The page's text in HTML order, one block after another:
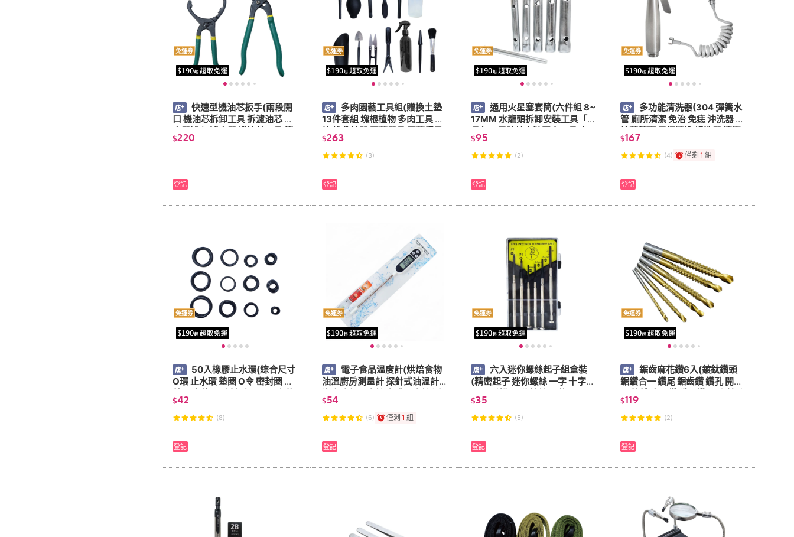
免運券
快速型機油芯扳手(兩段開
口 機油芯拆卸工具 拆濾油芯 淨
水器濾心 濾水器 機油芯工具 管
夾 管鉗 機油鉗)
$220
登記
免運券
多肉園藝工具組(贈換土墊
13件套組 塊根植物 多肉工具 種
植 換盆神器 園藝器具 園藝鑷子
土鏟 剪刀 挖苗)
$263
(3)
登記
免運券
通用火星塞套筒(六件組 8~
17MM 水龍頭拆卸安裝工具「工
具仁」馬蹄片安裝固定工具 空
心套筒 機車工具六角螺帽)
$95
(2)
登記
免運券
多功能清洗器(304 彈簧水
管 廁所清潔 免治 免痣 沖洗器 噴
槍蓮蓬頭 馬桶清洗 婦洗器 清潔
水槍)
$167
(4) 僅剩 1 組
登記
免運券
50入橡膠止水環(綜合尺寸
O環 止水環 墊圈 O令 密封圈 蓮
蓬頭 水龍頭 油封 矽膠圈 黑色橡
膠圈 止水)
$42
(8)
登記
免運券
電子食品溫度計(烘焙食物
油溫廚房測量計 探針式油溫計
汽車冷氣溫度計 咖啡溫度計 測
食物溫度 測溫筆)
$54
(6) 僅剩 1 組
登記
免運券
六入迷你螺絲起子組盒裝
(精密起子 迷你螺絲 一字 十字
電子 手機 電腦 鐘錶 零件 玩具
組裝 維修 模型)
$35
(5)
登記
免運券
鋸齒麻花鑽6入(鍍鈦鑽頭
鋸鑽合一 鑽尾 鋸齒鑽 鑽孔 開孔
器 拉槽 木工鑽 鐵工鑽 開孔 擴孔
電鑽)
$119
(2)
登記